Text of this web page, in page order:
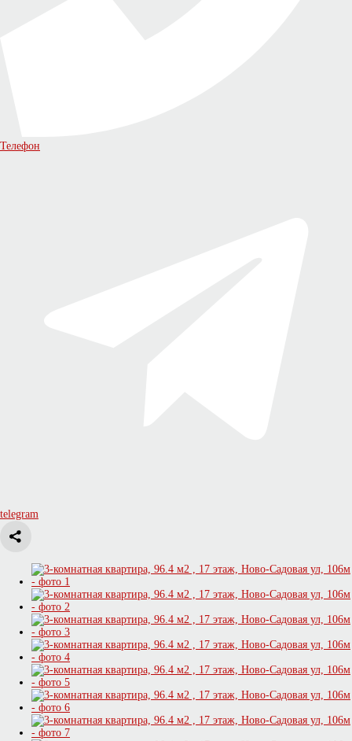
Телефон
telegram